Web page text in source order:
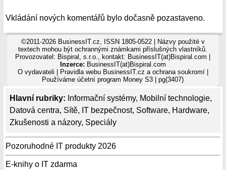
Hlavní rubriky: Informační systémy, Mobilní technologie,
Datová centra, Sítě, IT bezpečnost, Software, Hardware,
Zkušenosti a názory, Speciály
Pozoruhodné IT produkty 2026
E-knihy o IT zdarma
Vkládání nových komentářů bylo dočasně pozastaveno.
©2011-2026 BusinessIT.cz, ISSN 1805-0522 | Názvy použité v
textech mohou být ochrannými známkami příslušných vlastníků.
Provozovatel: Bispiral, s.r.o., kontakt: BusinessIT(at)Bispiral.com |
Inzerce: BusinessIT(at)Bispiral.com
O vydavateli
Pravidla webu BusinessIT.cz a ochrana soukromí|
Používámeúčetní program Money S3 | pg(3407)